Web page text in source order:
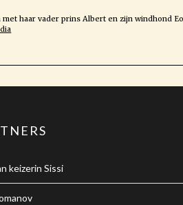
met haar vader prins Albert en zijn windhond
keizerin Sissi